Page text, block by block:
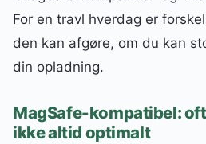
For en travl hverdag er
den kan afgøre, om du kan
din opladning.
MagSafe-kompatibel:
ikke altid optimalt